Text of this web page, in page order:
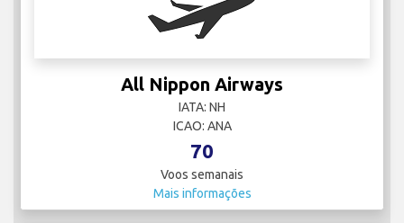
All Nippon Airways
IATA: NH
ICAO: ANA
70
Voos semanais
Mais informações